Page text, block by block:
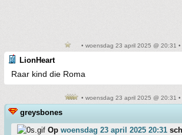
• woensdag 23 april 2025 @ 20:31 •
LionHeart
Raar kind die Roma
• woensdag 23 april 2025 @ 20:31 •
greysbones
Op woensdag 23 april 2025 20:31